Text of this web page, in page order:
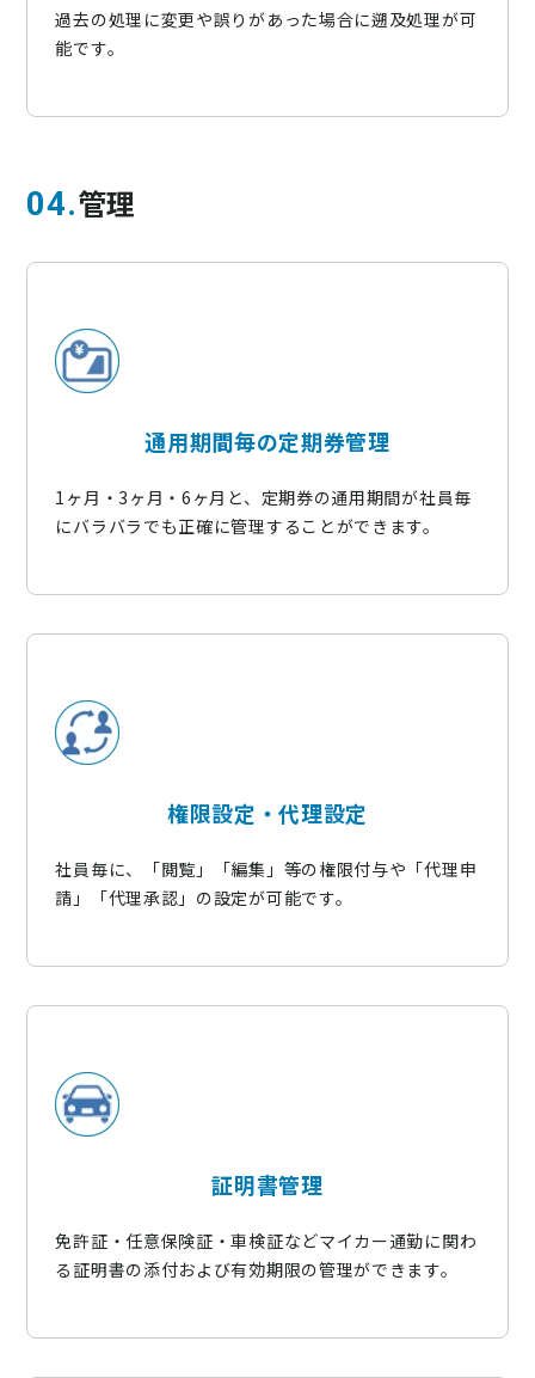
過去の処理に変更や誤りがあった場合に遡及処理が可
能です。
04 管理
通用期間毎の定期券管理
1ヶ月・3ヶ月・6ヶ月と、定期券の通用期間が社員毎
にバラバラでも正確に管理することができます。​
権限設定・代理設定
社員毎に、「閲覧」「編集」等の権限付与や「代理申
請」「代理承認」の設定が可能です。
証明書管理
免許証・任意保険証・車検証などマイカー通勤に関わ
る証明書の添付および有効期限の管理ができます。